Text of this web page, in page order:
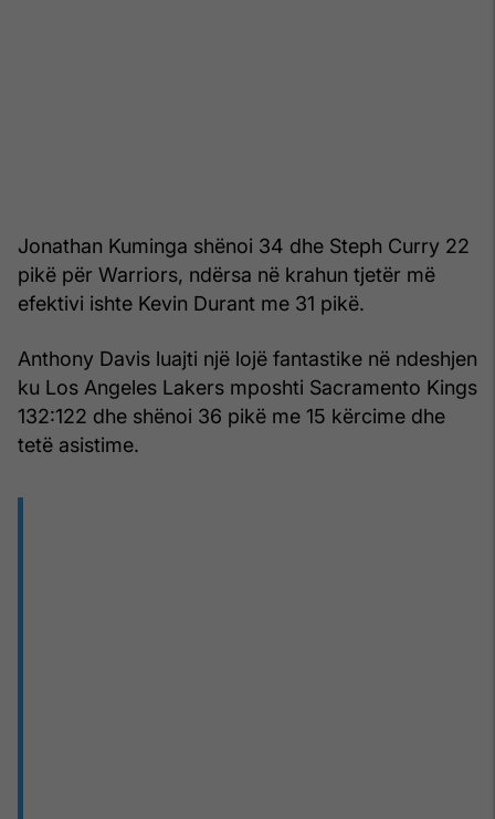
Jonathan Kuminga shënoi 34 dhe Steph Curry 22
pikë për Warriors, ndërsa në krahun tjetër më
efektivi ishte Kevin Durant me 31 pikë.
Anthony Davis luajti një lojë fantastike në ndeshjen
ku Los Angeles Lakers mposhti Sacramento Kings
132:122 dhe shënoi 36 pikë me 15 kërcime dhe
tetë asistime.